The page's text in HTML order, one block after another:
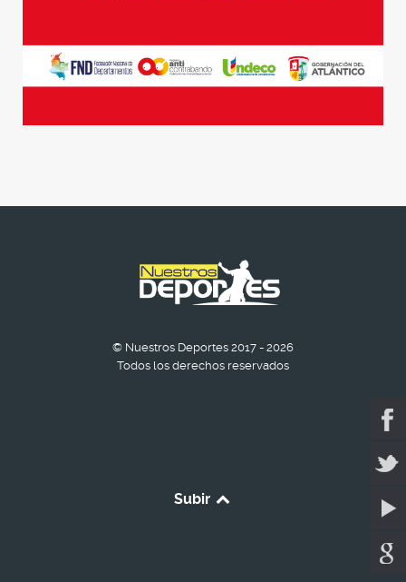
© Nuestros Deportes 2017 - 2026
Todos los derechos reservados
Subir